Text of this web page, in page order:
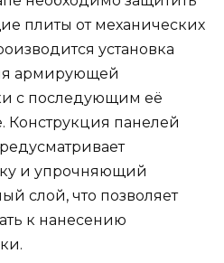
плиты от механических
установка
армирующей
с последующим её
Конструкция панелей
и упрочняющий
слой, что позволяет
к нанесению